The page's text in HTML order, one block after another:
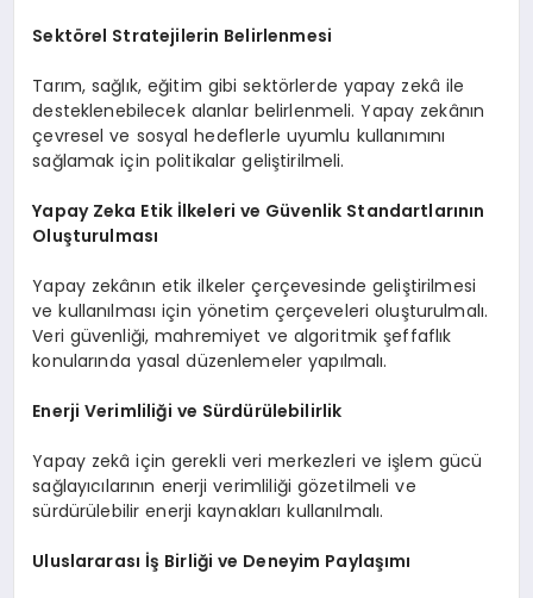
Sektörel Stratejilerin Belirlenmesi
Tarım, sağlık, eğitim gibi sektörlerde yapay zekâ ile
desteklenebilecek alanlar belirlenmeli. Yapay zekânın
çevresel ve sosyal hedeflerle uyumlu kullanımını
sağlamak için politikalar geliştirilmeli.
Yapay Zeka Etik İlkeleri ve Güvenlik Standartlarının
Oluşturulması
Yapay zekânın etik ilkeler çerçevesinde geliştirilmesi
ve kullanılması için yönetim çerçeveleri oluşturulmalı.
Veri güvenliği, mahremiyet ve algoritmik şeffaflık
konularında yasal düzenlemeler yapılmalı.
Enerji Verimliliği ve Sürdürülebilirlik
Yapay zekâ için gerekli veri merkezleri ve işlem gücü
sağlayıcılarının enerji verimliliği gözetilmeli ve
sürdürülebilir enerji kaynakları kullanılmalı.
Uluslararası İş Birliği ve Deneyim Paylaşımı